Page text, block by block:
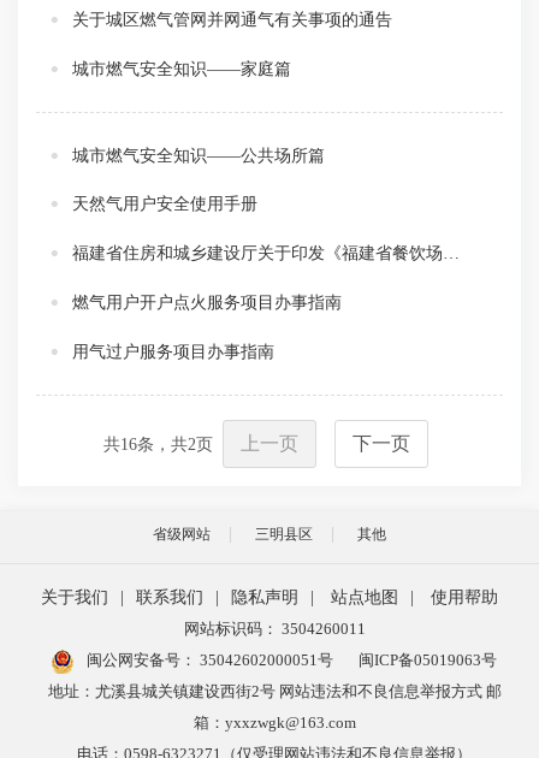
关于城区燃气管网并网通气有关事项的通告
城市燃气安全知识——家庭篇
城市燃气安全知识——公共场所篇
天然气用户安全使用手册
福建省住房和城乡建设厅关于印发《福建省餐饮场所燃气使用安全巡查实施办法（试行）》的通知
燃气用户开户点火服务项目办事指南
用气过户服务项目办事指南
共16条，共2页 上一页 下一页
省级网站 三明县区 其他
关于我们 | 联系我们 | 隐私声明 | 站点地图 |
使用帮助
网站标识码： 3504260011
闽公网安备号： 35042602000051号
闽ICP备05019063号
地址：尤溪县城关镇建设西街2号 网站违法和不良信息举报方式 邮
箱：yxxzwgk@163.com
电话：0598-6323271（仅受理网站违法和不良信息举报）